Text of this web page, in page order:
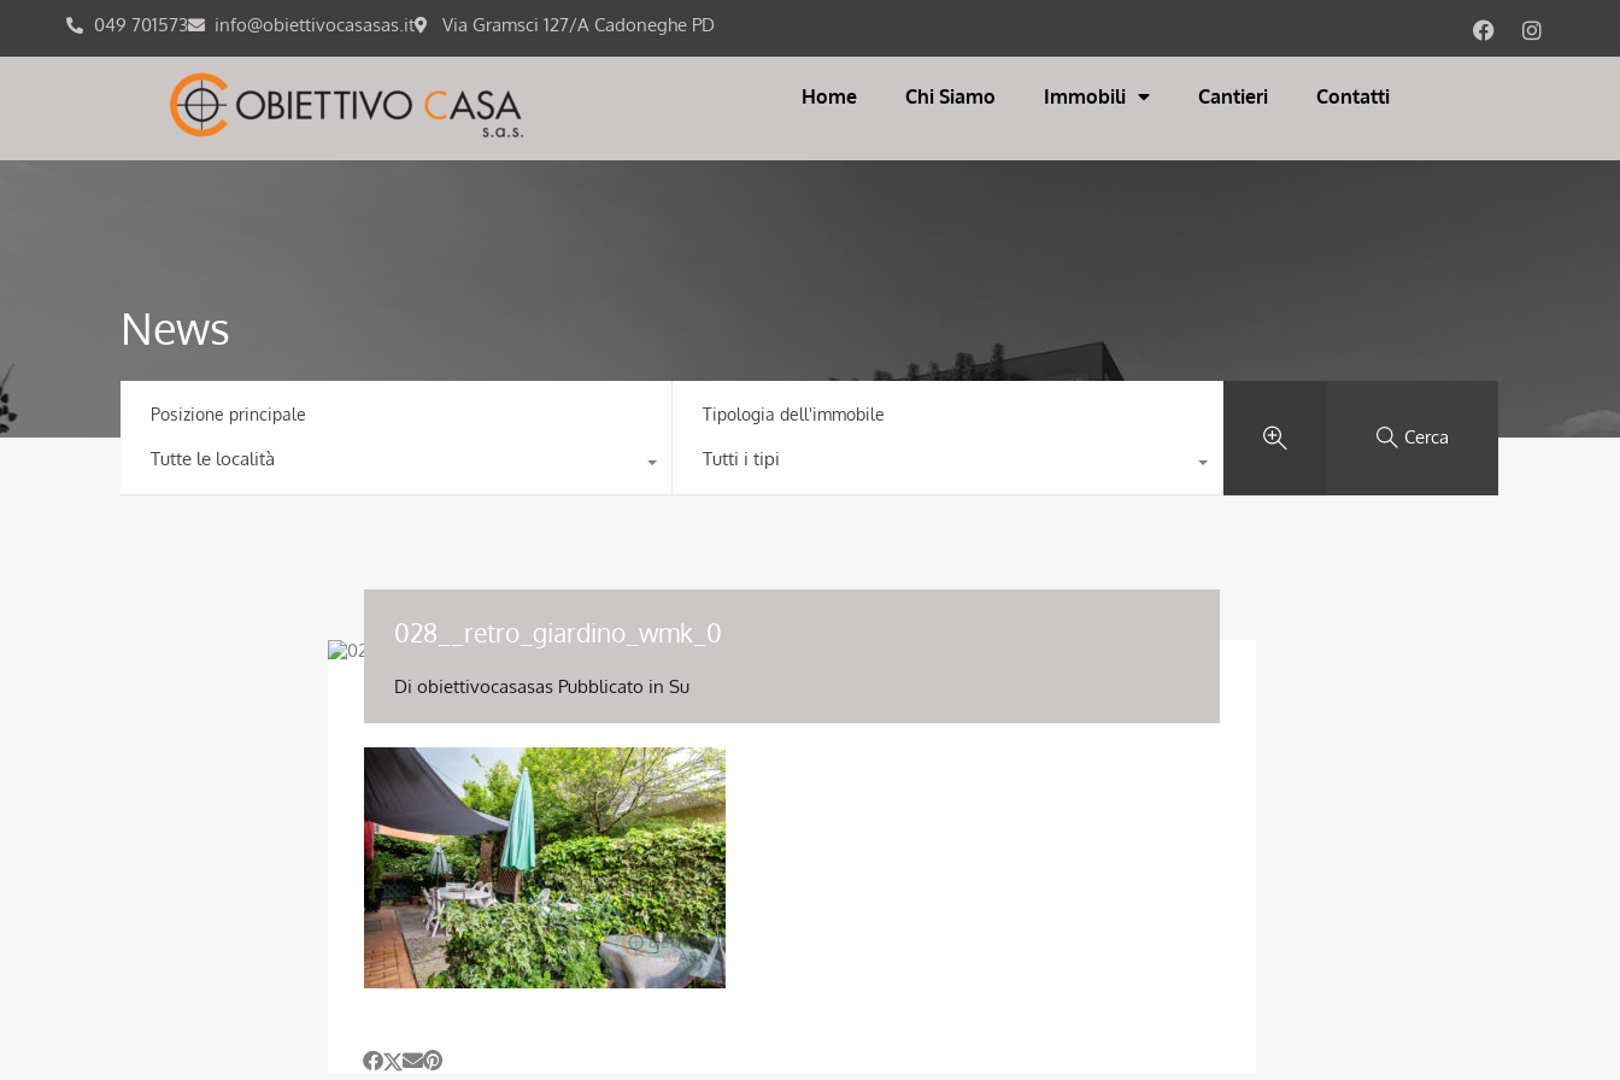
049 701573 info@obiettivocasasas.it Via Gramsci 127/A Cadoneghe PD
Home Chi Siamo Immobili Cantieri Contatti
News
Posizione principale
Tutte le località
Tipologia dell'immobile
Tutti i tipi
Cerca
028__retro_giardino_wmk_0
Di obiettivocasasasPubblicato in Su